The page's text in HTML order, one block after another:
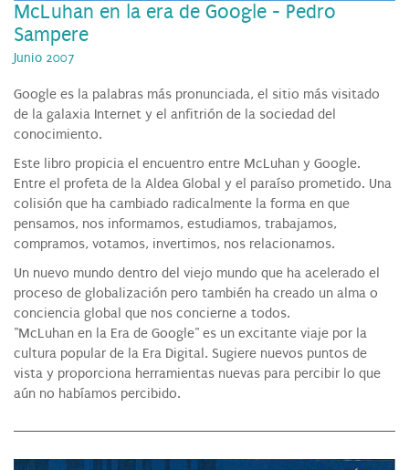
McLuhan en la era de Google - Pedro
Sampere
Junio 2007
Google es la palabras más pronunciada, el sitio más visitado
de la galaxia Internet y el anfitrión de la sociedad del
conocimiento.
Este libro propicia el encuentro entre McLuhan y Google.
Entre el profeta de la Aldea Global y el paraíso prometido. Una
colisión que ha cambiado radicalmente la forma en que
pensamos, nos informamos, estudiamos, trabajamos,
compramos, votamos, invertimos, nos relacionamos.
Un nuevo mundo dentro del viejo mundo que ha acelerado el
proceso de globalización pero también ha creado un alma o
conciencia global que nos concierne a todos.
"McLuhan en la Era de Google" es un excitante viaje por la
cultura popular de la Era Digital. Sugiere nuevos puntos de
vista y proporciona herramientas nuevas para percibir lo que
aún no habíamos percibido.